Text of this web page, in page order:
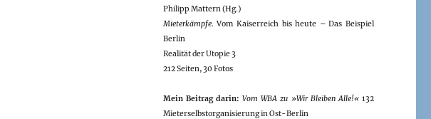
Philipp Mattern (Hg.)
Mieterkämpfe. Vom Kaiserreich bis heute – Das Beispiel
Berlin
Realität der Utopie 3
212 Seiten, 30 Fotos
Mein Beitrag darin: Vom WBA zu »Wir Bleiben Alle!«132
Mieterselbstorganisierung in Ost-Berlin